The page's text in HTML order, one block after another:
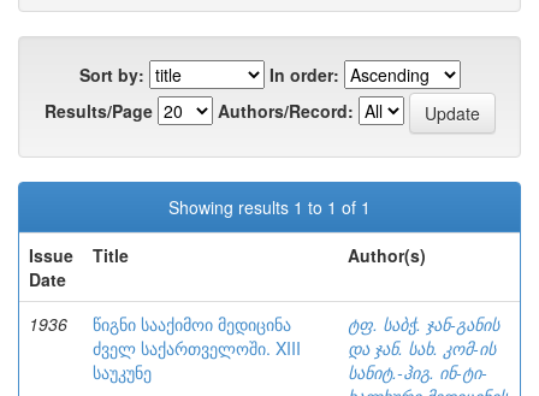
Sort by:
In order:
Results/Page
Authors/Record:
Showing results 1 to 1 of 1
Issue
Date
Title Author(s)
1936
წიგნი სააქიმოი მედიცინა
ძველ საქართველოში. XIII
საუკუნე
ტფ. საბჭ. ჯან-განის
და ჯან. სახ. კომ-ის
სანიტ.-ჰიგ. ინ-ტი-